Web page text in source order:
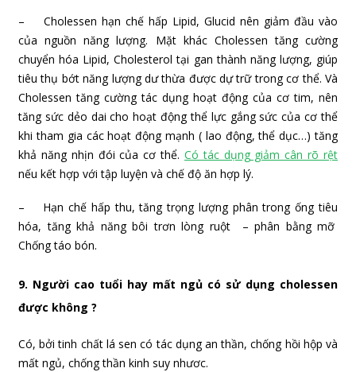
– Cholessen hạn chế hấp Lipid, Glucid nên giảm đầu vào
của nguồn năng lượng. Mặt khác Cholessen tăng cường
chuyển hóa Lipid, Cholesterol tại gan thành năng lượng, giúp
tiêu thụ bớt năng lượng dư thừa được dự trữ trong cơ thể. Và
Cholessen tăng cường tác dụng hoạt động của cơ tim, nên
tăng sức dẻo dai cho hoạt động thể lực gắng sức của cơ thể
khi tham gia các hoạt động mạnh ( lao động, thể dục…) tăng
khả năng nhịn đói của cơ thể. Có tác dụng giảm cân rõ rệt
nếu kết hợp với tập luyện và chế độ ăn hợp lý.
– Hạn chế hấp thu, tăng trọng lượng phân trong ống tiêu
hóa, tăng khả năng bôi trơn lòng ruột – phân bằng mỡ
Chống táo bón.
9. Người cao tuổi hay mất ngủ có sử dụng cholessen
được không ?
Có, bởi tinh chất lá sen có tác dụng an thần, chống hồi hộp và
mất ngủ, chống thần kinh suy nhươc.